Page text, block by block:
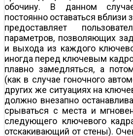
обочину. В данном
постоянно оставаться вблизи
предоставляет
параметров, позволяющих
и выхода из каждого
иногда перед ключевым
плавно замедляться, а
(как в случае гоночного
других же ситуациях на
должно внезапно
срываться с места и
следующего ключевого
отскакивающий от стены).